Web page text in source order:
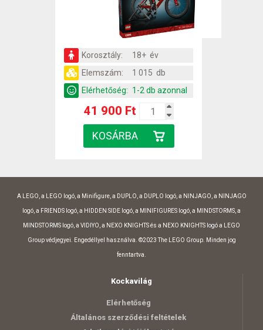
Korosztály:
18+ év
Elemszám:
1 015 db
Elérhetőség: 1-2 db azonnal
41 900 Ft
A LEGO, a LEGO logó, a Minifigure, a DUPLO, a DUPLO logó, a NINJAGO, a NINJAGO
logó, a FRIENDS logó, a HIDDEN SIDE logó, a MINIFIGURES logó, a MINDSTORMS, a
MINDSTORMS logó, a VIDIYO, a NEXO KNIGHTS és a NEXO KNIGHTS logó a LEGO
Group védjegyei. Engedéllyel használva. ©2023 The LEGO Group. Minden jog
fenntartva.
Kockavilág
Elérhetőség
Általános szerződési feltételek